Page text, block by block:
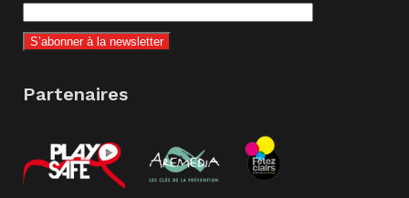
Partenaires